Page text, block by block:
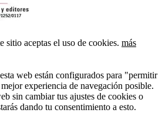
sitio aceptas el uso de cookies. más
web están configurados para "permitir
experiencia de navegación posible.
sin cambiar tus ajustes de cookies o
dando tu consentimiento a esto.